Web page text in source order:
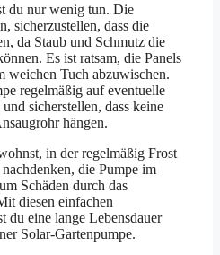
du nur wenig tun. Die
sicherzustellen, dass die
da Staub und Schmutz die
Es ist ratsam, die Panels
weichen Tuch abzuwischen.
regelmäßig auf eventuelle
sicherstellen, dass keine
hängen.
in der regelmäßig Frost
die Pumpe im
Schäden durch das
diesen einfachen
du eine lange Lebensdauer
Solar-Gartenpumpe.